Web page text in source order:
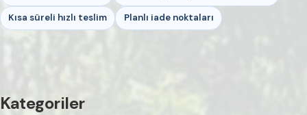
Kısa süreli hızlı teslim Planlı iade noktaları
Kategoriler